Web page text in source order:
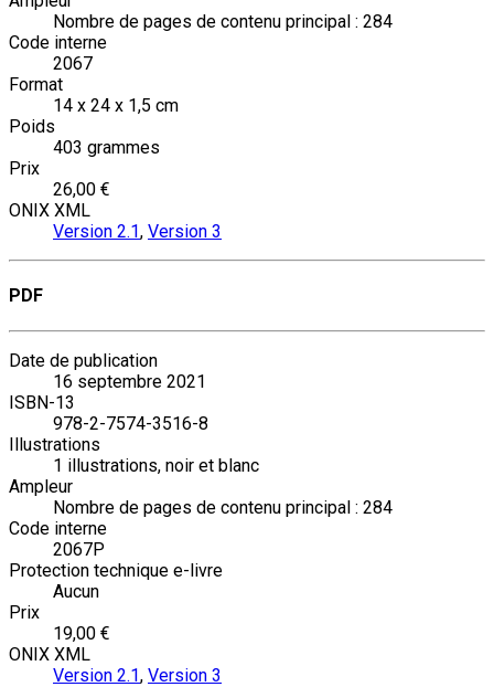
Nombre de pages de contenu principal : 284
Code interne
2067
Format
14 x 24 x 1,5 cm
Poids
403 grammes
Prix
26,00 €
ONIX XML
Version 2.1, Version 3
PDF
Date de publication
16 septembre 2021
ISBN-13
978-2-7574-3516-8
Illustrations
1 illustrations, noir et blanc
Ampleur
Nombre de pages de contenu principal : 284
Code interne
2067P
Protection technique e-livre
Aucun
Prix
19,00 €
ONIX XML
Version 2.1, Version 3